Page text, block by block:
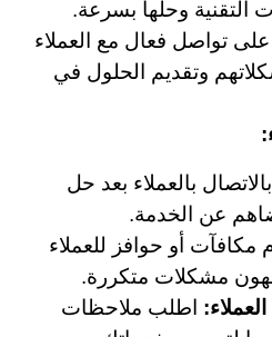
التقنية وحلها بسرعة.
تواصل فعال مع العملاء
وتقديم الحلول في
بالعملاء بعد حل
عن الخدمة.
مكافآت أو حوافز للعملاء
مشكلات متكررة.
اطلب ملاحظات